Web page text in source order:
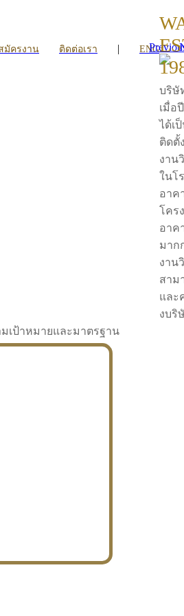
มัครงาน ติดต่อเรา | ENG
บริษั
เมื่อ
ได้เ
ติดตั้
งาน
ในโ
อาค
โคร
อาค
มาก
งาน
สาม
และ
งบริ
เป้าหมายและมาตรฐาน